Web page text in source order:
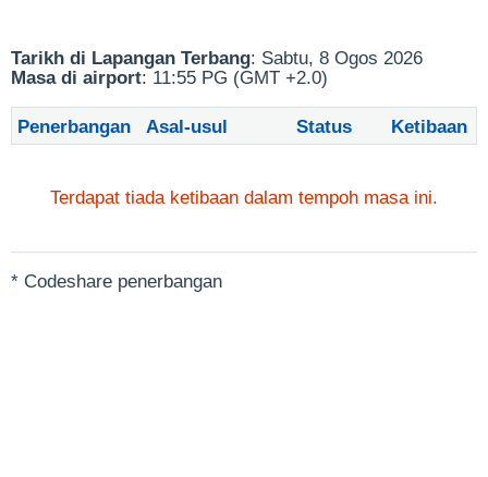
Tarikh di Lapangan Terbang: Sabtu, 8 Ogos 2026
Masa di airport: 11:55 PG (GMT +2.0)
Penerbangan Asal-usul Status Ketibaan
Terdapat tiada ketibaan dalam tempoh masa ini.
* Codeshare penerbangan